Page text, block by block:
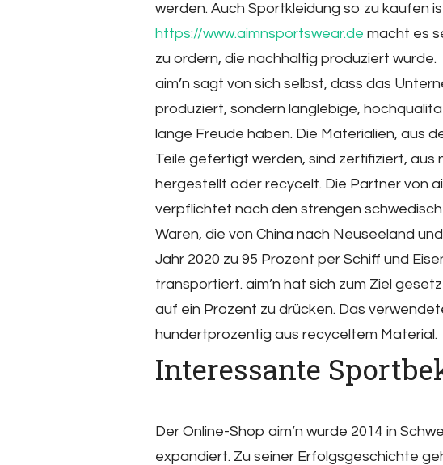
werden. Auch Sportkleidung so zu kaufen
https://www.aimnsportswear.de macht es
zu ordern, die nachhaltig produziert wurde.
aim’n sagt von sich selbst, dass das
produziert, sondern langlebige,
lange Freude haben. Die Materialien, aus
Teile gefertigt werden, sind zertifiziert,
hergestellt oder recycelt. Die Partner von
verpflichtet nach den strengen
Waren, die von China nach Neuseeland
Jahr 2020 zu 95 Prozent per Schiff und
transportiert. aim’n hat sich zum Ziel
auf ein Prozent zu drücken. Das
hundertprozentig aus recyceltem Material.
Interessante
Der Online-Shop aim’n wurde 2014 in
expandiert. Zu seiner Erfolgsgeschichte